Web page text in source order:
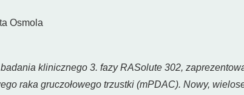
Osmola
klinicznego 3. fazy RASolute 302,
raka gruczołowego trzustki (mPDAC). Nowy,